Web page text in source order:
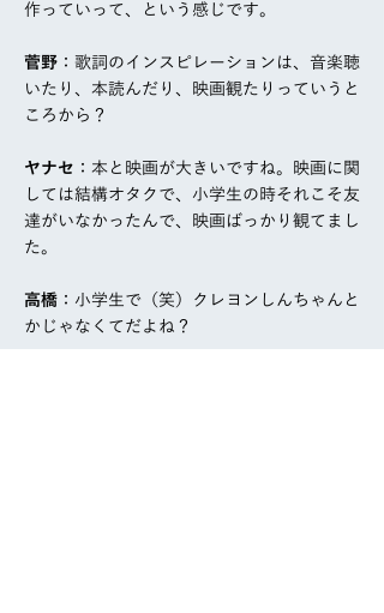
作っていって、という感じです。
菅野 ：歌詞のインスピレーションは、音楽聴
いたり、本読んだり、映画観たりっていうと
ころから？
ヤナセ ：本と映画が大きいですね。映画に関
しては結構オタクで、小学生の時それこそ友
達がいなかったんで、映画ばっかり観てまし
た。
高橋 ：小学生で（笑）クレヨンしんちゃんと
かじゃなくてだよね？